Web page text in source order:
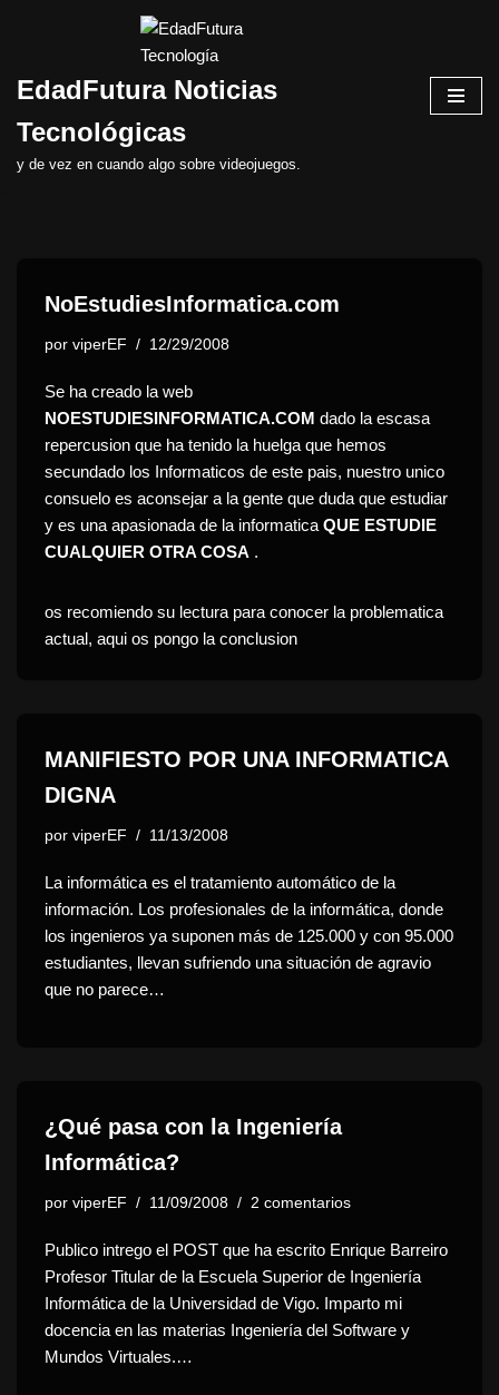
al
EdadFutura Noticias
Tecnológicas
y de vez en cuando algo sobre videojuegos.
NoEstudiesInformatica.com
por viperEF 12/29/2008
Se ha creado la web
NOESTUDIESINFORMATICA.COM dado la escasa
repercusion que ha tenido la huelga que hemos
secundado los Informaticos de este pais, nuestro unico
consuelo es aconsejar a la gente que duda que estudiar
y es una apasionada de la informatica QUE ESTUDIE
CUALQUIER OTRA COSA .
os recomiendo su lectura para conocer la problematica
actual, aqui os pongo la conclusion
MANIFIESTO POR UNA INFORMATICA
DIGNA
por viperEF 11/13/2008
La informática es el tratamiento automático de la
información. Los profesionales de la informática, donde
los ingenieros ya suponen más de 125.000 y con 95.000
estudiantes, llevan sufriendo una situación de agravio
que no parece…
¿Qué pasa con la Ingeniería
Informática?
por viperEF 11/09/2008 2 comentarios
Publico intrego el POST que ha escrito Enrique Barreiro
Profesor Titular de la Escuela Superior de Ingeniería
Informática de la Universidad de Vigo. Imparto mi
docencia en las materias Ingeniería del Software y
Mundos Virtuales.…